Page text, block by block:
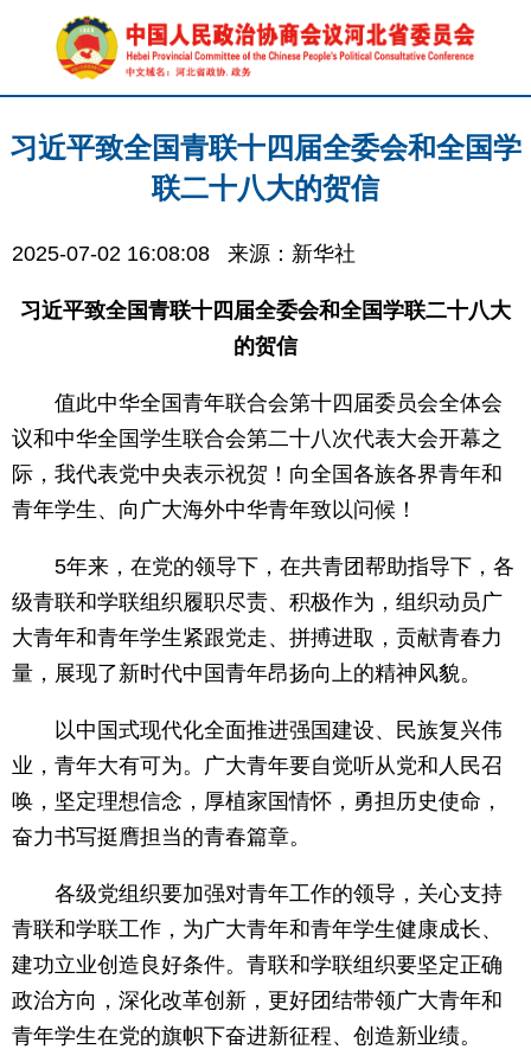
习近平致全国青联十四届全委会和全国学
联二十八大的贺信
2025-07-02 16:08:08 来源：新华社
习近平致全国青联十四届全委会和全国学联二十八大
的贺信
值此中华全国青年联合会第十四届委员会全体会
议和中华全国学生联合会第二十八次代表大会开幕之
际，我代表党中央表示祝贺！向全国各族各界青年和
青年学生、向广大海外中华青年致以问候！
5年来，在党的领导下，在共青团帮助指导下，各
级青联和学联组织履职尽责、积极作为，组织动员广
大青年和青年学生紧跟党走、拼搏进取，贡献青春力
量，展现了新时代中国青年昂扬向上的精神风貌。
以中国式现代化全面推进强国建设、民族复兴伟
业，青年大有可为。广大青年要自觉听从党和人民召
唤，坚定理想信念，厚植家国情怀，勇担历史使命，
奋力书写挺膺担当的青春篇章。
各级党组织要加强对青年工作的领导，关心支持
青联和学联工作，为广大青年和青年学生健康成长、
建功立业创造良好条件。青联和学联组织要坚定正确
政治方向，深化改革创新，更好团结带领广大青年和
青年学生在党的旗帜下奋进新征程、创造新业绩。